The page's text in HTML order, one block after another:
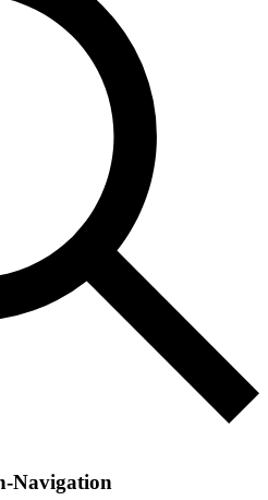
Navigation